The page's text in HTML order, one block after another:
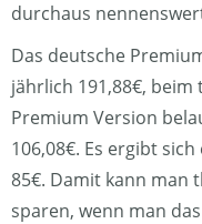
durchaus
Das deutsche
jährlich 191,88€,
Premium Version
106,08€. Es ergibt
85€. Damit kann man
sparen, wenn man